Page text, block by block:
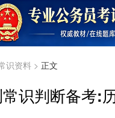
识资料 > 正文
识判断备考: